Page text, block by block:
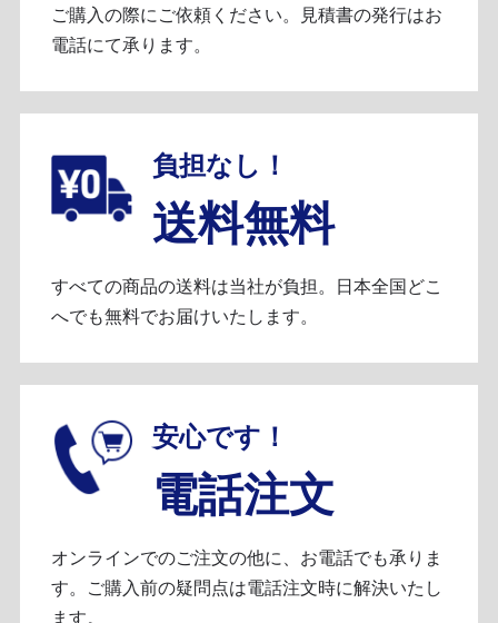
ご購入の際にご依頼ください。見積書の発行はお
電話にて承ります。
負担なし！
送料無料
すべての商品の送料は当社が負担。日本全国どこ
へでも無料でお届けいたします。
安心です！
電話注文
オンラインでのご注文の他に、お電話でも承りま
す。ご購入前の疑問点は電話注文時に解決いたし
ます。